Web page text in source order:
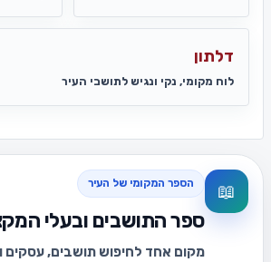
דלתון
לוח מקומי, נקי ונגיש לתושבי העיר
📖 הספר המקומי של העיר
ספר התושבים ובעלי
מקום אחד לחיפוש תושבים, עסקים